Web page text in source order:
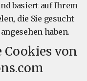
basiert auf Ihrem
die Sie gesucht
haben.
Cookies von